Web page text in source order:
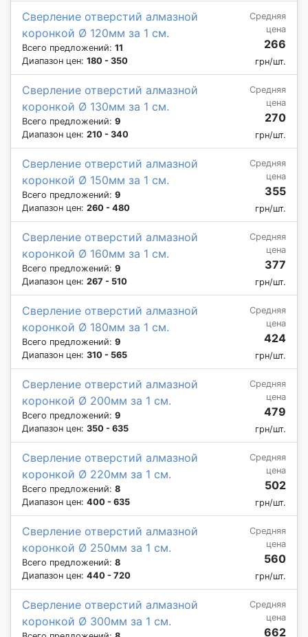
Сверление отверстий алмазной
коронкой Ø 120мм за 1 см.
Всего предложений: 11
Диапазон цен: 180 - 350
Средняя
цена
266
грн/шт.
Сверление отверстий алмазной
коронкой Ø 130мм за 1 см.
Всего предложений: 9
Диапазон цен: 210 - 340
Средняя
цена
270
грн/шт.
Сверление отверстий алмазной
коронкой Ø 150мм за 1 см.
Всего предложений: 9
Диапазон цен: 260 - 480
Средняя
цена
355
грн/шт.
Сверление отверстий алмазной
коронкой Ø 160мм за 1 см.
Всего предложений: 9
Диапазон цен: 267 - 510
Средняя
цена
377
грн/шт.
Сверление отверстий алмазной
коронкой Ø 180мм за 1 см.
Всего предложений: 9
Диапазон цен: 310 - 565
Средняя
цена
424
грн/шт.
Сверление отверстий алмазной
коронкой Ø 200мм за 1 см.
Всего предложений: 9
Диапазон цен: 350 - 635
Средняя
цена
479
грн/шт.
Сверление отверстий алмазной
коронкой Ø 220мм за 1 см.
Всего предложений: 8
Диапазон цен: 400 - 635
Средняя
цена
502
грн/шт.
Сверление отверстий алмазной
коронкой Ø 250мм за 1 см.
Всего предложений: 8
Диапазон цен: 440 - 720
Средняя
цена
560
грн/шт.
Сверление отверстий алмазной
коронкой Ø 300мм за 1 см.
Средняя
цена
662